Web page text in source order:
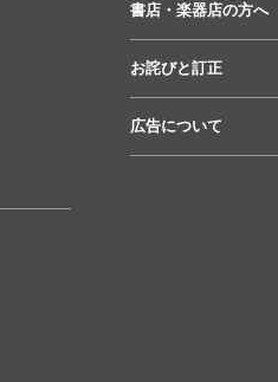
書店・楽器店の方へ
お詫びと訂正
広告について